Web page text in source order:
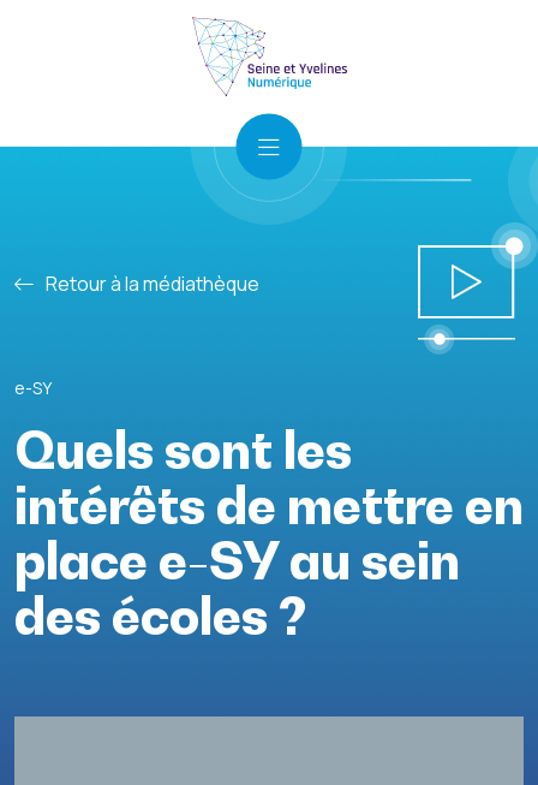
Retour à la médiathèque
e-SY
Quels sont les
intérêts de mettre en
place e-SY au sein
des écoles ?